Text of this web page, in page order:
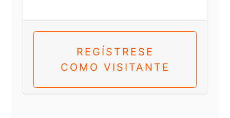
REGÍSTRESE
COMO VISITANTE